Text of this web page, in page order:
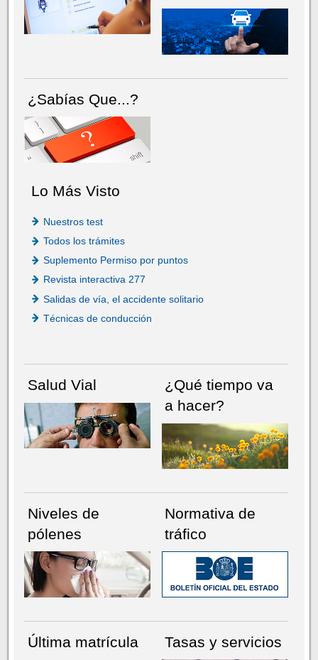
¿Sabías Que...?
Lo Más Visto
Nuestros test
Todos los trámites
Suplemento Permiso por puntos
Revista interactiva 277
Salidas de vía, el accidente solitario
Técnicas de conducción
Salud Vial
¿Qué tiempo va
a hacer?
Niveles de
pólenes
Normativa de
tráfico
Última matrícula
Tasas y servicios